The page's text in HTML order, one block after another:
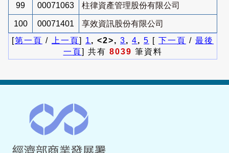
99 00071063 柱律資產管理股份有限公司
100 00071401
享效資訊股份有限公司
[第一頁 / 上一頁] 1 , <2>, 3, 4, 5 [ 下一頁 / 最後
一頁] 共有 8039 筆資料